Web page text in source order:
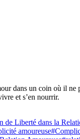
dans un coin où il
et s’en nourrir.
de Liberté dans la
amoureuse